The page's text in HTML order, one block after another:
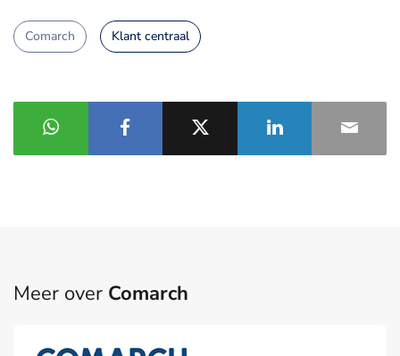
Comarch Klant centraal
Meer over Comarch